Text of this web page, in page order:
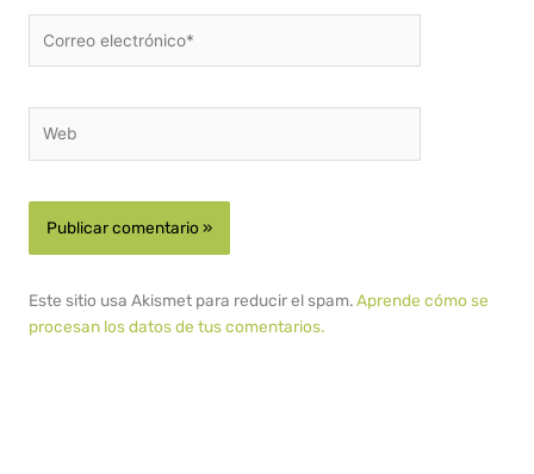
electrónico*
Este sitio usa Akismet para reducir el spam.Aprende cómo se
procesan los datos de tus comentarios.